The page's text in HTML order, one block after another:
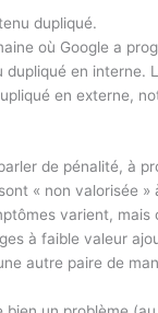
dupliqué.
où Google a
dupliqué en interne.
en externe,
de pénalité, à
« non valorisée »
varient, mais
à faible valeur
autre paire de